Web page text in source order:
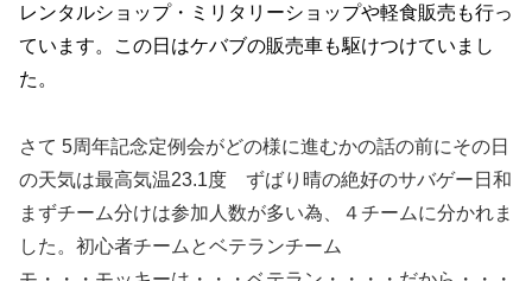
レンタルショップ・ミリタリーショップや軽食販売も行っ
ています。この日はケバブの販売車も駆けつけていまし
た。
さて 5周年記念定例会がどの様に進むかの話の前にその日
の天気は最高気温23.1度 ずばり晴の絶好のサバゲー日和
まずチーム分けは参加人数が多い為、４チームに分かれま
した。初心者チームとベテランチーム